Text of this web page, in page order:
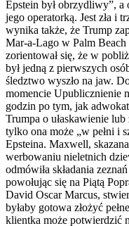
Epstein był obrzydliwy”, a
jego operatorką. Jest zła i
wynika także, że Trump
Mar-a-Lago w Palm Beach
zorientował się, że w
był jedną z pierwszych
śledztwo wyszło na jaw.
momencie Upublicznienie
godzin po tym, jak
Trumpa o ułaskawienie
tylko ona może „w pełni i
Epsteina. Maxwell,
werbowaniu nieletnich
odmówiła składania
powołując się na Piątą
David Oscar Marcus,
byłaby gotowa złożyć
klientka może potwierdzić